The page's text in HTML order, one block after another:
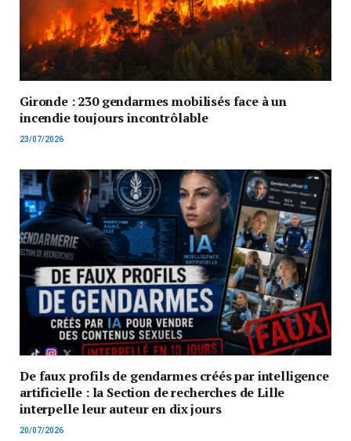
Gironde : 230 gendarmes mobilisés face à un
incendie toujours incontrôlable
23/07/2026
De faux profils de gendarmes créés par intelligence
artificielle : la Section de recherches de Lille
interpelle leur auteur en dix jours
20/07/2026